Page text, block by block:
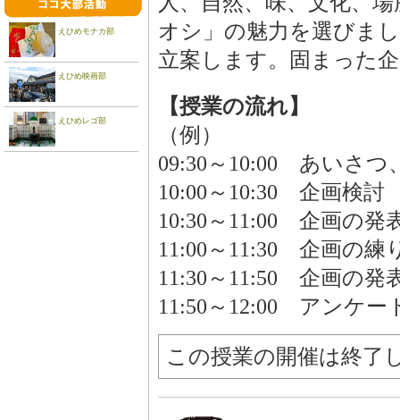
えひめモナカ部
えひめ映画部
えひめレゴ部
オシ」の魅力を選びま
立案します。固まった
【授業の流れ】
（例）
09:30～10:00 あいさつ
10:00～10:30 企画検討
10:30～11:00 企画の発
11:00～11:30 企画の練
11:30～11:50 企画の発
11:50～12:00 アンケー
この授業の開催は終了